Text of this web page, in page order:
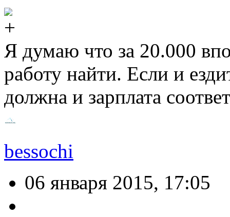
Я думаю что за 20.000
работу найти. Если и
должна и зарплата
bessochi
06 января 2015, 17:05